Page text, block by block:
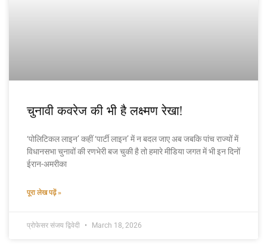
चुनावी कवरेज की भी है लक्ष्मण रेखा!
‘पोलिटिकल लाइन’ कहीं ‘पार्टी लाइन’ में न बदल जाए अब जबकि पांच राज्यों में
विधानसभा चुनावों की रणभेरी बज चुकी है तो हमारे मीडिया जगत में भी इन दिनों
ईरान-अमरीका
पूरा लेख पढ़ें »
प्रोफेसर संजय द्विवेदी March 18, 2026